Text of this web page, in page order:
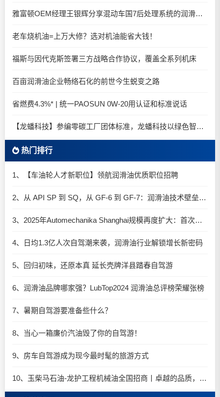
雅富顿OEM经理王银辉分享混动车国7后处理系统的润滑油要求
老车烧机油=上万大修？选对机油能省大钱！
福斯与因代克斯签署三方战略合作协议，覆盖全系列机床
百亩润滑油企业畅络石化的前世今生蜕变之路
省燃费4.3%* | 统一PAOSUN 0W-20用认证和标准说话
【龙蟠科技】参编零碳工厂团体标准，龙蟠科技以绿色智造锚定零碳未来
热门排行
1、【车油轮人才新职位】领航润滑油优质职位招聘
2、从 API SP 到 SQ，从 GF-6 到 GF-7：润滑油技术壁垒再升高，你准备好了吗？
3、2025年Automechanika Shanghai规模再度扩大：首次启用国家会展中心（上海）全部15个展馆
4、日均1.3亿人次自驾潮来袭，润滑油行业解锁增长新密码​
5、回归初味，还原本真 延长壳牌洋县踏春自驾游
6、润滑油品牌哪家强？LubTop2024 润滑油总评榜荣耀张榜
7、暑期自驾游要准备些什么？
8、当心一箱廉价汽油毁了你的自驾游！
9、房车自驾游成为现今最时髦的旅游方式
10、玉柴马石油-龙护工程机械油全国招商丨卓越的品质，专业的品牌！